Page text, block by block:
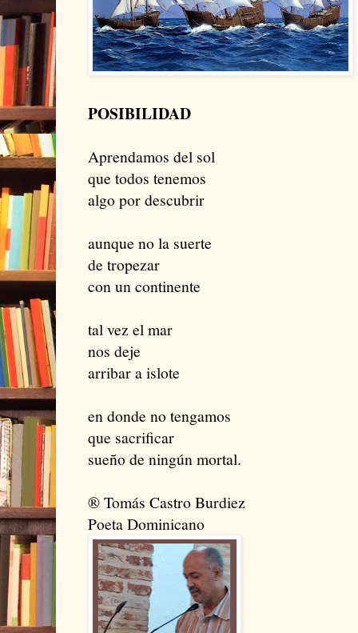
POSIBILIDAD
Aprendamos del sol
que todos tenemos
algo por descubrir
aunque no la suerte
de tropezar
con un continente
tal vez el mar
nos deje
arribar a islote
en donde no tengamos
que sacrificar
sueño de ningún mortal.
® Tomás Castro Burdiez
Poeta Dominicano